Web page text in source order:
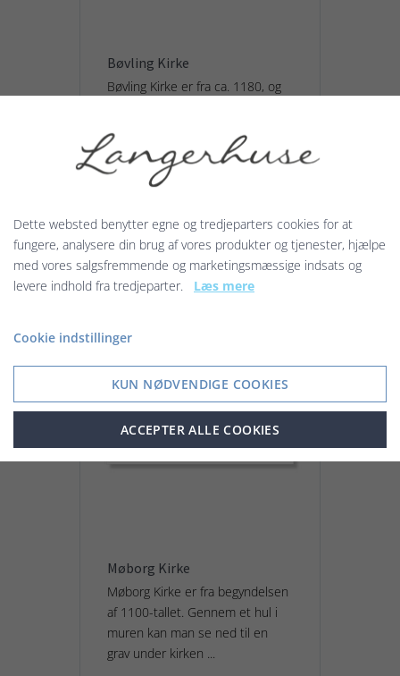
Bøvling Kirke
Bøvling Kirke er fra ca. 1180, og
15,00 kr.
Vis produkt
Møborg Kirke
Møborg Kirke er fra begyndelsen
af 1100-tallet. Gennem et hul i
muren kan man se ned til en
grav under kirken ...
Dette websted benytter egne og tredjeparters cookies for at
fungere, analysere din brug af vores produkter og tjenester, hjælpe
med vores salgsfremmende og marketingsmæssige indsats og
levere indhold fra tredjeparter. Læs mere
Cookie indstillinger
KUN NØDVENDIGE COOKIES
ACCEPTER ALLE COOKIES